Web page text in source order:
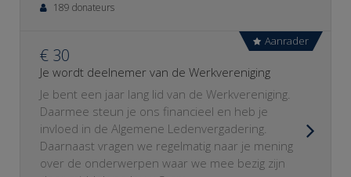
189 donateurs
Aanrader
€ 30
Je wordt deelnemer van de Werkvereniging
Je bent een jaar lang lid van de Werkvereniging.
Daarmee steun je ons financieel en heb je
invloed in de Algemene Ledenvergadering.
Daarnaast vragen we regelmatig naar je mening
over de onderwerpen waar we mee bezig zijn